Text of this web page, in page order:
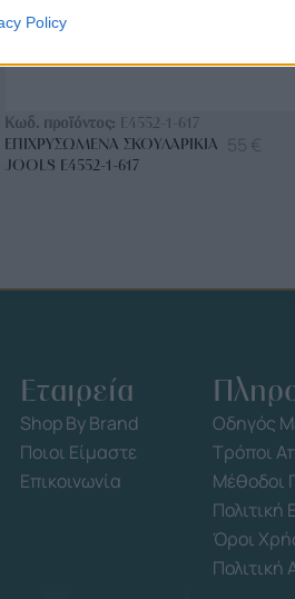
Policy
Κωδ. προϊόντος: E4552-1-617
ΕΠΙΧΡΥΣΩΜΈΝΑ ΣΚΟΥΛΑΡΊΚΙΑ
JOOLS E4552-1-617
Εταιρεία
Shop By Brand
Ποιοι Είμαστε
Επικοινωνία
Οδηγός
Τρόποι
Μέθοδοι
Όροι